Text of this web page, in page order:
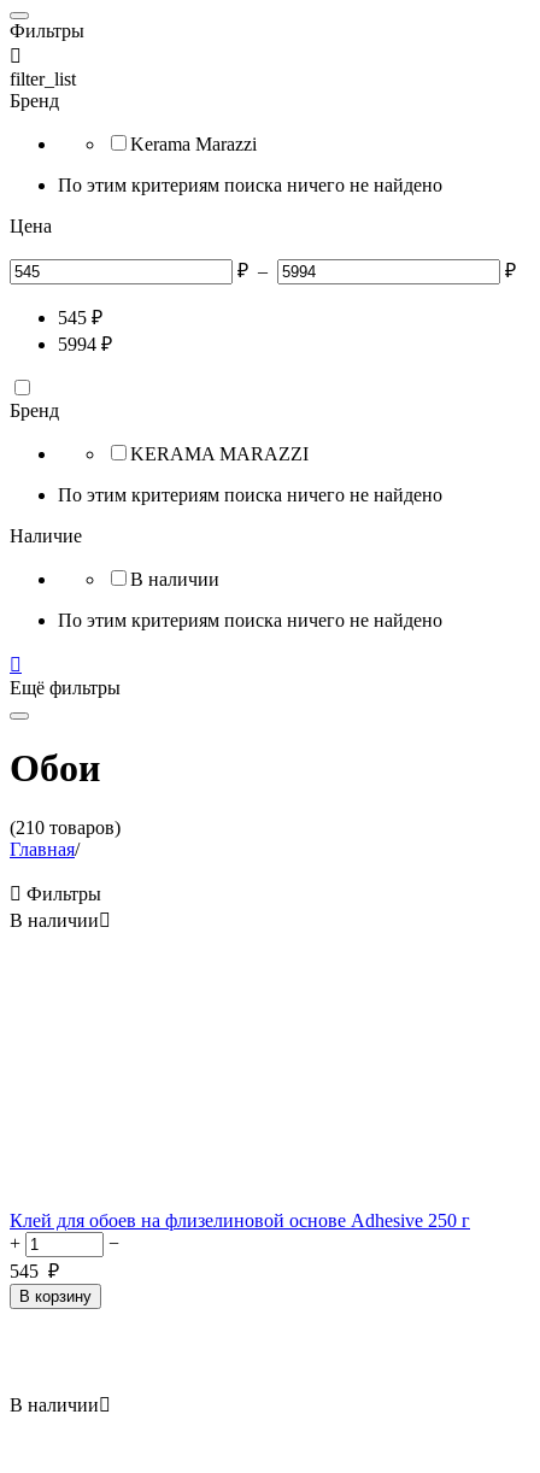
Фильтры

filter_list
Бренд
Kerama Marazzi
По этим критериям поиска ничего не найдено
Цена
₽ – ₽
545 ₽
5994 ₽
Бренд
KERAMA MARAZZI
По этим критериям поиска ничего не найдено
Наличие
В наличии
По этим критериям поиска ничего не найдено

Ещё фильтры
Обои
(210 товаров)
Главная/
 Фильтры
В наличии
Клей для обоев на флизелиновой основе Adhesive 250 г
+
−
545 ₽
В корзину
В наличии